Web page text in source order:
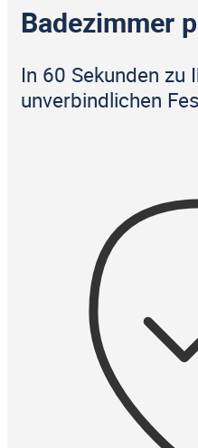
Badezimmer
In 60 Sekunden zu
unverbindlichen